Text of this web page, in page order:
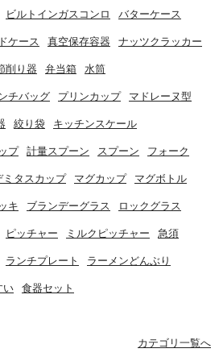
ビルトインガスコンロ バターケース
ケース 真空保存容器 ナッツクラッカー
削り器 弁当箱 水筒
チバッグ プリンカップ マドレーヌ型
絞り袋 キッチンスケール
プ 計量スプーン スプーン フォーク
ミタスカップ マグカップ マグボトル
キ ブランデーグラス ロックグラス
ピッチャー ミルクピッチャー 急須
ランチプレート ラーメンどんぶり
い 食器セット
カテゴリ一覧へ